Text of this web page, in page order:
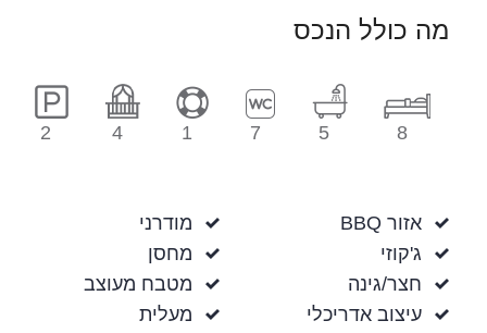
מה כולל הנכס
8
5
7
1
4
2
אזור BBQ
ג'קוזי
חצר/גינה
עיצוב אדריכלי
מודרני
מחסן
מטבח מעוצב
מעלית